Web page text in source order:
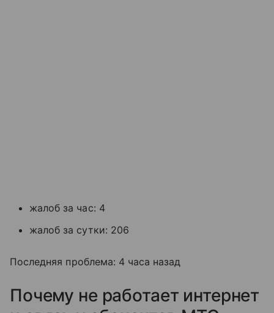
жалоб за час: 4
жалоб за сутки: 206
Последняя проблема: 4 часа назад
Почему не работает интернет